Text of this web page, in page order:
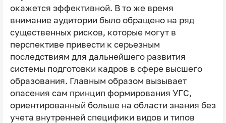
окажется эффективной. В то же время
внимание аудитории было обращено на ряд
существенных рисков, которые могут в
перспективе привести к серьезным
последствиям для дальнейшего развития
системы подготовки кадров в сфере высшего
образования. Главным образом вызывает
опасения сам принцип формирования УГС,
ориентированный больше на области знания без
учета внутренней специфики видов и типов